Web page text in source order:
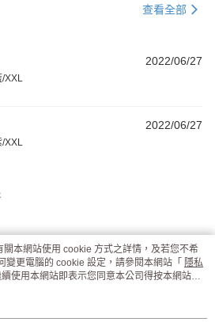
查看全部
2022/06/27
XXL
2022/06/27
XXL
本網站使用 cookie 方式之詳情，及若您不希
變更電腦的 cookie 設定，請參閱本網站「 隱私
使用本網站即表示您同意本公司得按本網站使
。